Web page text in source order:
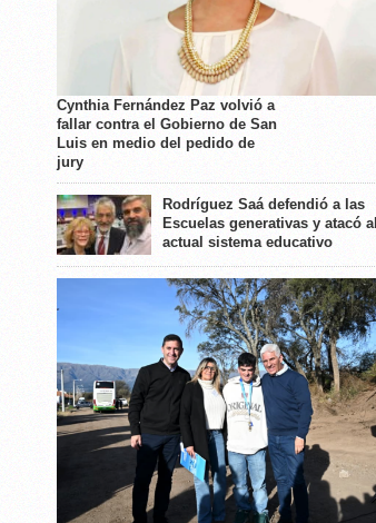
Cynthia Fernández Paz volvió a
fallar contra el Gobierno de San
Luis en medio del pedido de
jury
Rodríguez Saá defendió a las
Escuelas generativas y atacó al
actual sistema educativo